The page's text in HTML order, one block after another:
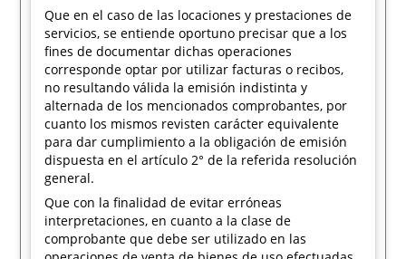
Que en el caso de las locaciones y prestaciones de
servicios, se entiende oportuno precisar que a los
fines de documentar dichas operaciones
corresponde optar por utilizar facturas o recibos,
no resultando válida la emisión indistinta y
alternada de los mencionados comprobantes, por
cuanto los mismos revisten carácter equivalente
para dar cumplimiento a la obligación de emisión
dispuesta en el artículo 2° de la referida resolución
general.
Que con la finalidad de evitar erróneas
interpretaciones, en cuanto a la clase de
comprobante que debe ser utilizado en las